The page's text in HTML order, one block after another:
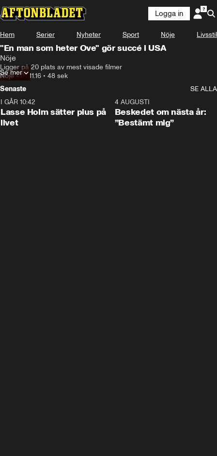
Logga in
Hem Serier Nyheter Sport Nöje Livsstil
"En man som heter Ove" gör succé i USA
Nöje
Ligger på 20 plats av mest visade filmer
Nöje•02.11.16 • 48 sek
Se mer
Senaste
SE ALLA
I GÅR 10:42
Lasse Holm sätter plus på
livet
4 AUGUSTI
Beskedet om nästa år:
”Bestämt mig”